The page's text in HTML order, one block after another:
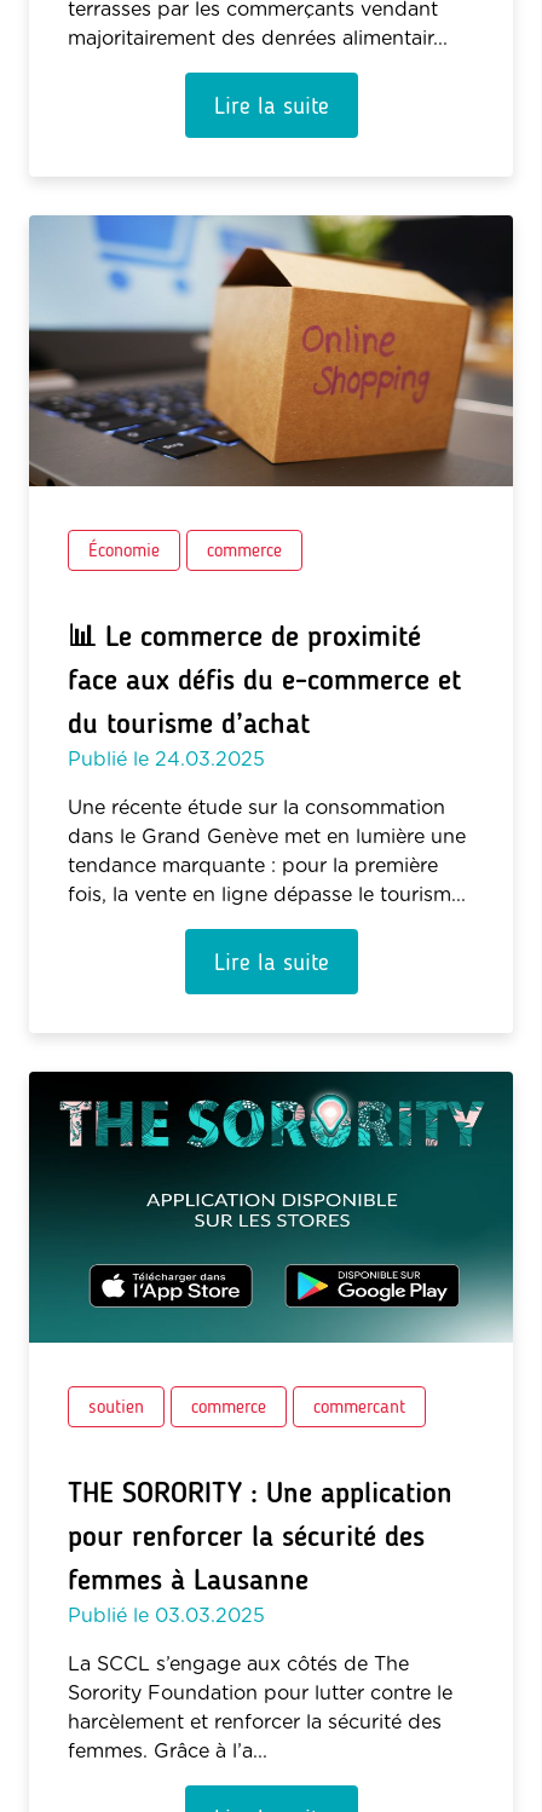
terrasses par les commerçants vendant
majoritairement des denrées alimentair...
Lire la suite
Économie commerce
📊 Le commerce de proximité
face aux défis du e-commerce et
du tourisme d’achat
Publié le 24.03.2025
Une récente étude sur la consommation
dans le Grand Genève met en lumière une
tendance marquante : pour la première
fois, la vente en ligne dépasse le tourism...
Lire la suite
soutien commerce commercant
THE SORORITY : Une application
pour renforcer la sécurité des
femmes à Lausanne
Publié le 03.03.2025
La SCCL s’engage aux côtés de The
Sorority Foundation pour lutter contre le
harcèlement et renforcer la sécurité des
femmes. Grâce à l’a...